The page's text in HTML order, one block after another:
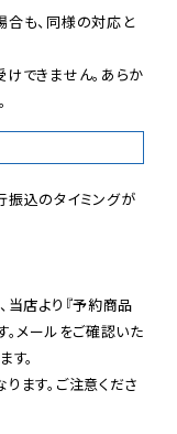
も、同様の対応と
できません。あらか
込のタイミングが
当店より『予約商品
メールをご確認いた
。
ます。ご注意くださ